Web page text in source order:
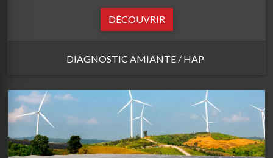
DÉCOUVRIR
DIAGNOSTIC AMIANTE / HAP